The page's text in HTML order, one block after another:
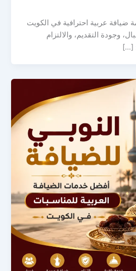
عربية احترافية في الكويت
وجودة التقديم، والالتزام
[…]